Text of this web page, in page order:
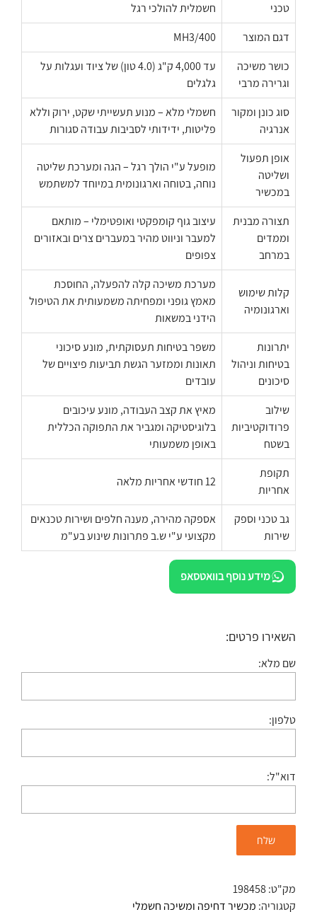
טכני
חשמלית להולכי רגל
דגם המוצר
MH3/400
כושר משיכה
וגרירה מרבי
עד 4,000 ק"ג (4.0 טון) של ציוד ועגלות על
גלגלים
סוג כונן ומקור
אנרגיה
חשמלי מלא – מנוע תעשייתי שקט, ירוק וללא
פליטות, ידידותי לסביבות עבודה סגורות
אופן תפעול
ושליטה
במכשיר
מופעל ע"י הולך רגל – הגה ומערכת שליטה
נוחה, בטוחה וארגונומית במיוחד למשתמש
תצורה מבנית
וממדים
במרחב
עיצוב גוף קומפקטי ואופטימלי – מותאם
למעבר וניווט מהיר במעברים צרים ובאזורים
צפופים
קלות שימוש
וארגונומיה
מערכת משיכה קלה להפעלה, החוסכת
מאמץ גופני ומפחיתה משמעותית את הטיפול
הידני במשאות
יתרונות
בטיחות וניהול
סיכונים
משפר בטיחות תעסוקתית, מונע סיכוני
תאונות וממזער הגשת תביעות פיצויים של
עובדים
שילוב
פרודוקטיביות
בשטח
מאיץ את קצב העבודה, מונע עיכובים
בלוגיסטיקה ומגביר את התפוקה הכללית
באופן משמעותי
תקופת
אחריות
12 חודשי אחריות מלאה
גב טכני וספק
שירות
אספקה מהירה, מענה חלפים ושירות טכנאים
מקצועי ע"י ש.ב פתרונות שינוע בע"מ
מידע נוסף בוואטסאפ
השאירו פרטים:
שם מלא:
טלפון:
דוא"ל:
מק"ט:198458
קטגוריה: מכשיר דחיפה ומשיכה חשמלי